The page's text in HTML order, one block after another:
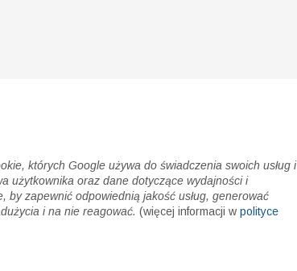
których Google używa do świadczenia swoich usług i
użytkownika oraz dane dotyczące wydajności i
by zapewnić odpowiednią jakość usług, generować
i na nie reagować. (więcej informacji w polityce